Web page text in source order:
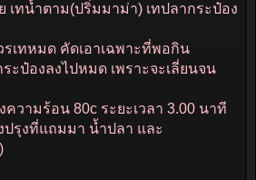
เทน้ำตาม(ปริ่มมาม่า) เทปลากระป๋อง
รเทหมด คัดเอาเฉพาะที่พอกิน
ะป๋องลงไปหมด เพราะจะเลี่ยนจน
ความร้อน 80c ระยะเวลา 3.00 นาที
ปรุงที่แถมมา น้ำปลา และ